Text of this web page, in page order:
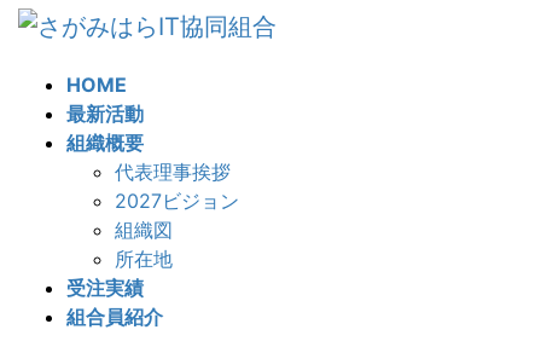
HOME
最新活動
組織概要
代表理事挨拶
2027ビジョン
組織図
所在地
受注実績
組合員紹介